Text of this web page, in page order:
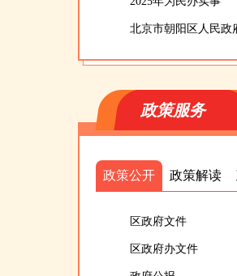
北京市朝阳区人民政
政策服务
政策公开 政策解读
区政府文件
区政府办文件